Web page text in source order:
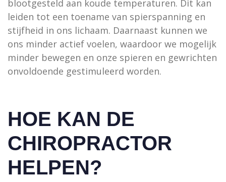
blootgesteld aan koude temperaturen. Dit kan
leiden tot een toename van spierspanning en
stijfheid in ons lichaam. Daarnaast kunnen we
ons minder actief voelen, waardoor we mogelijk
minder bewegen en onze spieren en gewrichten
onvoldoende gestimuleerd worden.
HOE KAN DE
CHIROPRACTOR
HELPEN?